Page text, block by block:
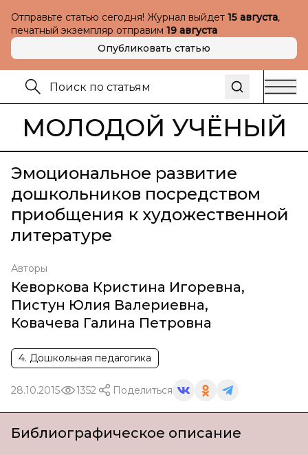
Отправьте статью сегодня! Журнал выйдет 15 августа,
печатный экземпляр отправим 19 августа
Опубликовать статью
МОЛОДОЙ УЧЁНЫЙ
Эмоциональное развитие
дошкольников посредством
приобщения к художественной
литературе
Авторы
Кеворкова Кристина Игоревна,
Пистун Юлия Валериевна,
Ковачева Галина Петровна
4. Дошкольная педагогика
28.10.2015 1352 Поделиться
Библиографическое описание